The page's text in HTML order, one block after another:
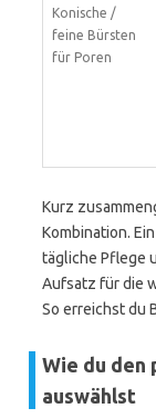
Konische /
feine Bürsten
für Poren
Kurz
Kombination.
tägliche Pflege
Aufsatz für die
So erreichst du
Wie du den
auswählst